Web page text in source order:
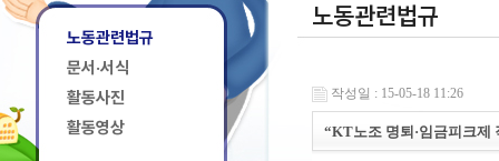
노동관련법규
문서·서식
활동사진
활동영상
노동관련법규
작성일 : 15-05-18 11:26
“KT노조 명퇴·임금피크제